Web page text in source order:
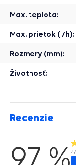
Max. teplota:
Max. prietok (l/h):
Rozmery (mm):
Životnosť:
Recenzie
97 %